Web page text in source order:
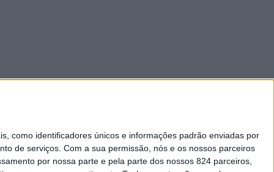
como identificadores únicos e informações padrão enviadas por
de serviços. Com a sua permissão, nós e os nossos parceiros
por nossa parte e pela parte dos nossos 824 parceiros,